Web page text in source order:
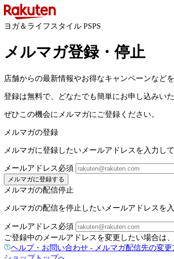
ヨガ＆ライフスタイル PSPS
メルマガ登録・停止
店舗からの最新情報やお得なキャンペーンなど
登録は無料で、どなたでも簡単にお申し込みいた
ぜひこの機会にメルマガにご登録ください。
メルマガの登録
メルマガに登録したいメールアドレスを入力して
メールアドレス必須
メルマガに登録する
メルマガの配信停止
メルマガの配信を停止したいメールアドレスを
メールアドレス必須
ご登録中のメールアドレスを変更したい場合は
ヘルプ・お問い合わせ - メルマガ配信先の変